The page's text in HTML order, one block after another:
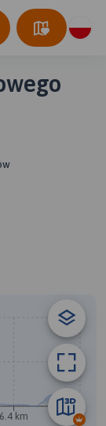
6.4 km 8.5 km